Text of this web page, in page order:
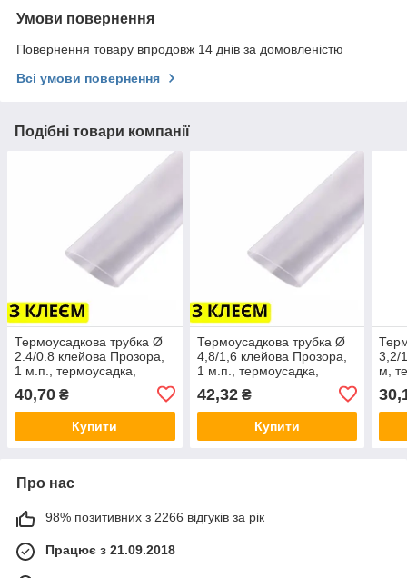
Умови повернення
Повернення товару впродовж 14 днів за домовленістю
Всі умови повернення
Подібні товари компанії
Термоусадкова трубка Ø
2.4/0.8 клейова Прозора,
1 м.п., термоусадка,
кабелю, термо трубка
40,70 ₴
Купити
Термоусадкова трубка Ø
4,8/1,6 клейова Прозора,
1 м.п., термоусадка,
кабелю, термо трубка
42,32₴
Купити
3,2/
м,
Про нас
98% позитивних з 2266 відгуків за рік
Працює з 21.09.2018